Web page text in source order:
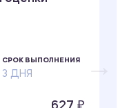
СРОК ВЫПОЛНЕНИЯ
3 ДНЯ